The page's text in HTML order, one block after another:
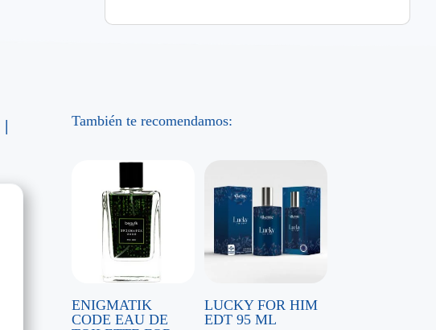
|
También te recomendamos:
ENIGMATIK
CODE EAU DE
LUCKY FOR HIM
EDT 95 ML